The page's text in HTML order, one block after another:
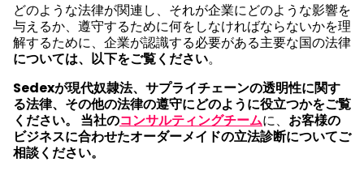
どのような法律が関連し、それが企業にどのような影響を
与えるか、遵守するために何をしなければならないかを理
解するために、企業が認識する必要がある主要な国の法律
については、以下をご覧ください。
Sedexが現代奴隷法、サプライチェーンの透明性に関す
る法律、その他の法律の遵守にどのように役立つかをご覧
ください。 当社のコンサルティングチームに、 お客様の
ビジネスに合わせたオーダーメイドの立法診断についてご
相談ください。